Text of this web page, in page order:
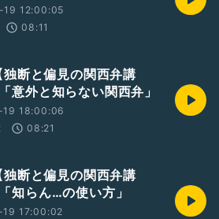
12:00:05
08:11
断と偏見の関西弁講
外と知らない関西弁」
18:00:06
08:21
断と偏見の関西弁講
知らん…の使い方」
17:00:02